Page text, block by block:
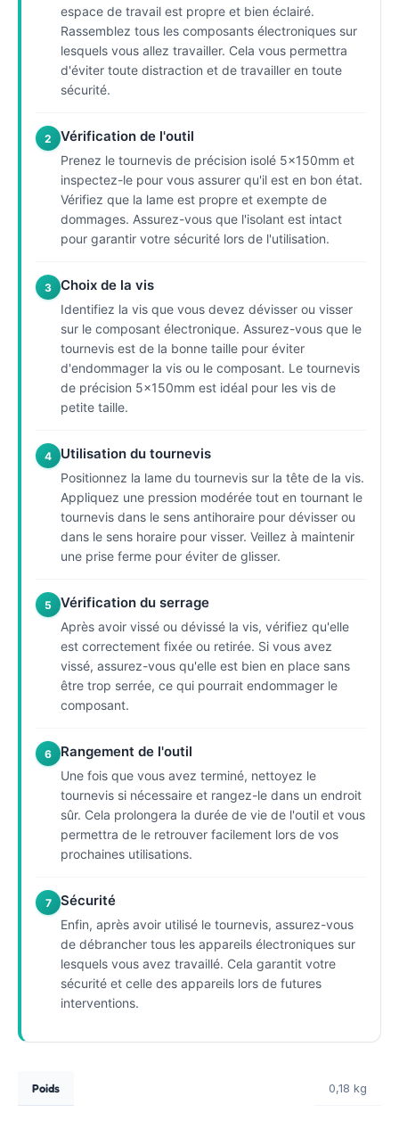
espace de travail est propre et bien éclairé.
Rassemblez tous les composants électroniques sur
lesquels vous allez travailler. Cela vous permettra
d'éviter toute distraction et de travailler en toute
sécurité.
2 Vérification de l'outil
Prenez le tournevis de précision isolé 5x150mm et
inspectez-le pour vous assurer qu'il est en bon état.
Vérifiez que la lame est propre et exempte de
dommages. Assurez-vous que l'isolant est intact
pour garantir votre sécurité lors de l'utilisation.
3 Choix de la vis
Identifiez la vis que vous devez dévisser ou visser
sur le composant électronique. Assurez-vous que le
tournevis est de la bonne taille pour éviter
d'endommager la vis ou le composant. Le tournevis
de précision 5x150mm est idéal pour les vis de
petite taille.
4 Utilisation du tournevis
Positionnez la lame du tournevis sur la tête de la vis.
Appliquez une pression modérée tout en tournant le
tournevis dans le sens antihoraire pour dévisser ou
dans le sens horaire pour visser. Veillez à maintenir
une prise ferme pour éviter de glisser.
5 Vérification du serrage
Après avoir vissé ou dévissé la vis, vérifiez qu'elle
est correctement fixée ou retirée. Si vous avez
vissé, assurez-vous qu'elle est bien en place sans
être trop serrée, ce qui pourrait endommager le
composant.
6 Rangement de l'outil
Une fois que vous avez terminé, nettoyez le
tournevis si nécessaire et rangez-le dans un endroit
sûr. Cela prolongera la durée de vie de l'outil et vous
permettra de le retrouver facilement lors de vos
prochaines utilisations.
7 Sécurité
Enfin, après avoir utilisé le tournevis, assurez-vous
de débrancher tous les appareils électroniques sur
lesquels vous avez travaillé. Cela garantit votre
sécurité et celle des appareils lors de futures
interventions.
Poids 0,18 kg